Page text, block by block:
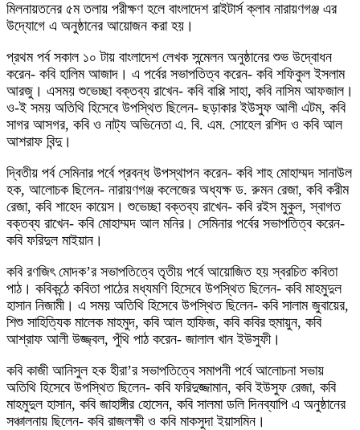
মিলনায়তনের ৫ম তলায় পরীক্ষণ হলে বাংলাদেশ রাইটার্স ক্লাব নারায়ণগঞ্জ এর
উদ্যোগে এ অনুষ্ঠানের আয়োজন করা হয়।
প্রথম পর্ব সকাল ১০ টায় বাংলাদেশ লেখক সন্মেলন অনুষ্ঠানের শুভ উদ্বোধন
করেন- কবি হালিম আজাদ। এ পর্বের সভাপতিত্ব করেন- কবি শফিকুল ইসলাম
আরজু। এসময় শুভেচ্ছা বক্তব্য রাখেন- কবি বাপ্পি সাহা, কবি নাসিম আফজাল।
ও-ই সময় অতিথি হিসেবে উপস্থিত ছিলেন- ছড়াকার ইউসুফ আলী এটম, কবি
সাগর আসগর, কবি ও নাট্য অভিনেতা এ. বি. এম. সোহেল রশিদ ও কবি আল
আশরাফ বিন্দু।
দ্বিতীয় পর্ব সেমিনার পর্বে প্রবন্ধ উপস্থাপন করেন- কবি শাহ মোহাম্মদ সানাউল
হক, আলোচক ছিলেন- নারায়ণগঞ্জ কলেজের অধ্যক্ষ ড. রুমন রেজা, কবি করীম
রেজা, কবি শাহেদ কায়েস। শুভেচ্ছা বক্তব্য রাখেন- কবি রইস মুকুল, স্বাগত
বক্তব্য রাখেন- কবি মোহাম্মদ আল মনির। সেমিনার পর্বের সভাপতিত্ব করেন-
কবি ফরিদুল মাইয়ান।
কবি রণজিৎ মোদক’র সভাপতিত্বে তৃতীয় পর্বে আয়োজিত হয় স্বরচিত কবিতা
পাঠ। কবিকন্ঠে কবিতা পাঠের মধ্যমণি হিসেবে উপস্থিত ছিলেন- কবি মাহমুদুল
হাসান নিজামী। এ সময় অতিথি হিসেবে উপস্থিত ছিলেন- কবি সালাম জুবায়ের,
শিশু সাহিত্যিক মালেক মাহমুদ, কবি আল হাফিজ, কবি কবির হুমায়ুন, কবি
আশ্রাফ আলী উজ্জ্বল, পুঁথি পাঠ করেন- জালাল খান ইউসুফী।
কবি কাজী আনিসুল হক হীরা’র সভাপতিত্বে সমাপনী পর্বে আলোচনা সভায়
অতিথি হিসেবে উপস্থিত ছিলেন- কবি ফরিদুজ্জামান, কবি ইউসুফ রেজা, কবি
মাহমুদুল হাসান, কবি জাহাঙ্গীর হোসেন, কবি সালমা ডলি দিনব্যাপি এ অনুষ্ঠানের
সঞ্চালনায় ছিলেন- কবি রাজলক্ষী ও কবি মাকসুদা ইয়াসমিন।